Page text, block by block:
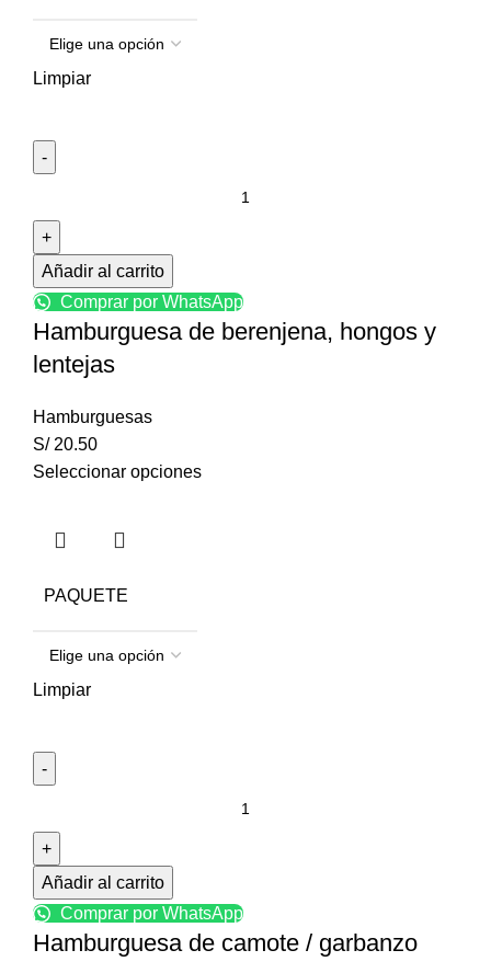
Limpiar
Añadir al carrito
Comprar por WhatsApp
Hamburguesa de berenjena, hongos y
lentejas
Hamburguesas
S/20.50
Seleccionar opciones
PAQUETE
Limpiar
Añadir al carrito
Comprar por WhatsApp
Hamburguesa de camote / garbanzo